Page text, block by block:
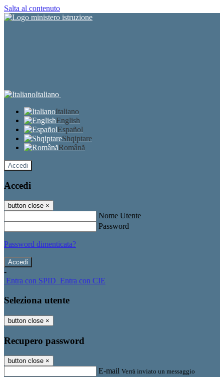
Salta al contenuto
Italiano
Italiano
English
Español
Shqiptare
Română
Accedi
Accedi
button close ×
Nome Utente
Password
Password dimenticata?
-
Entra con SPID Entra con CIE
Seleziona utente
button close ×
Recupero password
button close ×
E-mail Verrà inviato un messaggio